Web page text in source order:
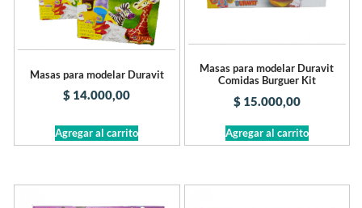
Masas para modelar Duravit
$ 14.000,00
Agregar al carrito
Masas para modelar Duravit
Comidas Burguer Kit
$15.000,00
Agregar al carrito